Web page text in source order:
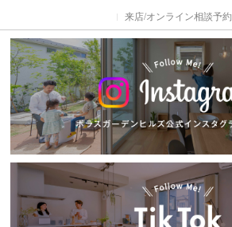
来店/オンライン相談予約